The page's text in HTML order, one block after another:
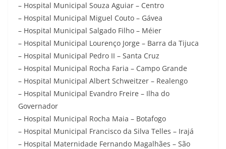
– Hospital Municipal Souza Aguiar – Centro
– Hospital Municipal Miguel Couto – Gávea
– Hospital Municipal Salgado Filho – Méier
– Hospital Municipal Lourenço Jorge – Barra da Tijuca
– Hospital Municipal Pedro II – Santa Cruz
– Hospital Municipal Rocha Faria – Campo Grande
– Hospital Municipal Albert Schweitzer – Realengo
– Hospital Municipal Evandro Freire – Ilha do
Governador
– Hospital Municipal Rocha Maia – Botafogo
– Hospital Municipal Francisco da Silva Telles – Irajá
– Hospital Maternidade Fernando Magalhães – São